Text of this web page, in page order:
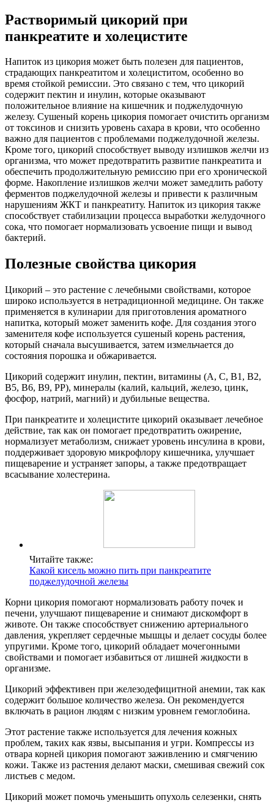
Растворимый цикорий при
панкреатите и холецистите
Напиток из цикория может быть полезен для пациентов,
страдающих панкреатитом и холециститом, особенно во
время стойкой ремиссии. Это связано с тем, что цикорий
содержит пектин и инулин, которые оказывают
положительное влияние на кишечник и поджелудочную
железу. Сушеный корень цикория помогает очистить организм
от токсинов и снизить уровень сахара в крови, что особенно
важно для пациентов с проблемами поджелудочной железы.
Кроме того, цикорий способствует выводу излишков желчи из
организма, что может предотвратить развитие панкреатита и
обеспечить продолжительную ремиссию при его хронической
форме. Накопление излишков желчи может замедлить работу
ферментов поджелудочной железы и привести к различным
нарушениям ЖКТ и панкреатиту. Напиток из цикория также
способствует стабилизации процесса выработки желудочного
сока, что помогает нормализовать усвоение пищи и вывод
бактерий.
Полезные свойства цикория
Цикорий – это растение с лечебными свойствами, которое
широко используется в нетрадиционной медицине. Он также
применяется в кулинарии для приготовления ароматного
напитка, который может заменить кофе. Для создания этого
заменителя кофе используется сушеный корень растения,
который сначала высушивается, затем измельчается до
состояния порошка и обжаривается.
Цикорий содержит инулин, пектин, витамины (A, C, B1, B2,
B5, B6, B9, PP), минералы (калий, кальций, железо, цинк,
фосфор, натрий, магний) и дубильные вещества.
При панкреатите и холецистите цикорий оказывает лечебное
действие, так как он помогает предотвратить ожирение,
нормализует метаболизм, снижает уровень инсулина в крови,
поддерживает здоровую микрофлору кишечника, улучшает
пищеварение и устраняет запоры, а также предотвращает
всасывание холестерина.
Читайте также:
Какой кисель можно пить при панкреатите
поджелудочной железы
Корни цикория помогают нормализовать работу почек и
печени, улучшают пищеварение и снимают дискомфорт в
животе. Он также способствует снижению артериального
давления, укрепляет сердечные мышцы и делает сосуды более
упругими. Кроме того, цикорий обладает мочегонными
свойствами и помогает избавиться от лишней жидкости в
организме.
Цикорий эффективен при железодефицитной анемии, так как
содержит большое количество железа. Он рекомендуется
включать в рацион людям с низким уровнем гемоглобина.
Этот растение также используется для лечения кожных
проблем, таких как язвы, высыпания и угри. Компрессы из
отвара корней цикория помогают заживлению и смягчению
кожи. Также из растения делают маски, смешивая свежий сок
листьев с медом.
Цикорий может помочь уменьшить опухоль селезенки, снять